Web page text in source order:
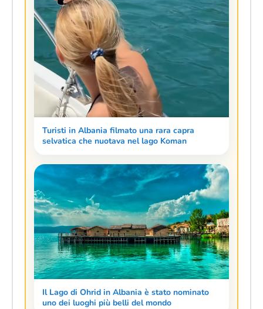
Turisti in Albania filmato una rara capra
selvatica che nuotava nel lago Koman
Il Lago di Ohrid in Albania è stato nominato
uno dei luoghi più belli del mondo